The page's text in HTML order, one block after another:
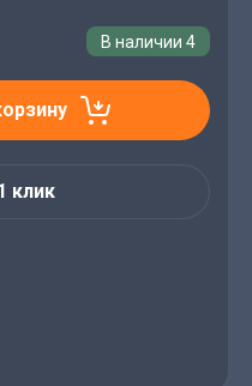
В наличии 4
клик